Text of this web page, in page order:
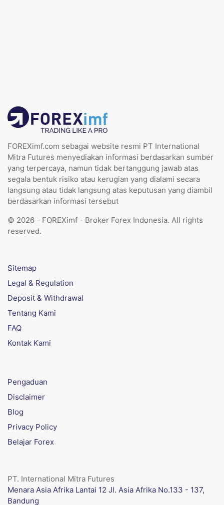
FOREXimf.com sebagai website resmi PT International
Mitra Futures menyediakan informasi berdasarkan sumber
yang terpercaya, namun tidak bertanggung jawab atas
segala bentuk risiko atau kerugian yang dialami secara
langsung atau tidak langsung atas keputusan yang diambil
berdasarkan informasi tersebut
© 2026 - FOREXimf - Broker Forex Indonesia. All rights
reserved.
Sitemap
Legal & Regulation
Deposit & Withdrawal
Tentang Kami
FAQ
Kontak Kami
Pengaduan
Disclaimer
Blog
Privacy Policy
Belajar Forex
PT. International Mitra Futures
Menara Asia Afrika Lantai 12 Jl. Asia Afrika No.133 - 137,
Bandung